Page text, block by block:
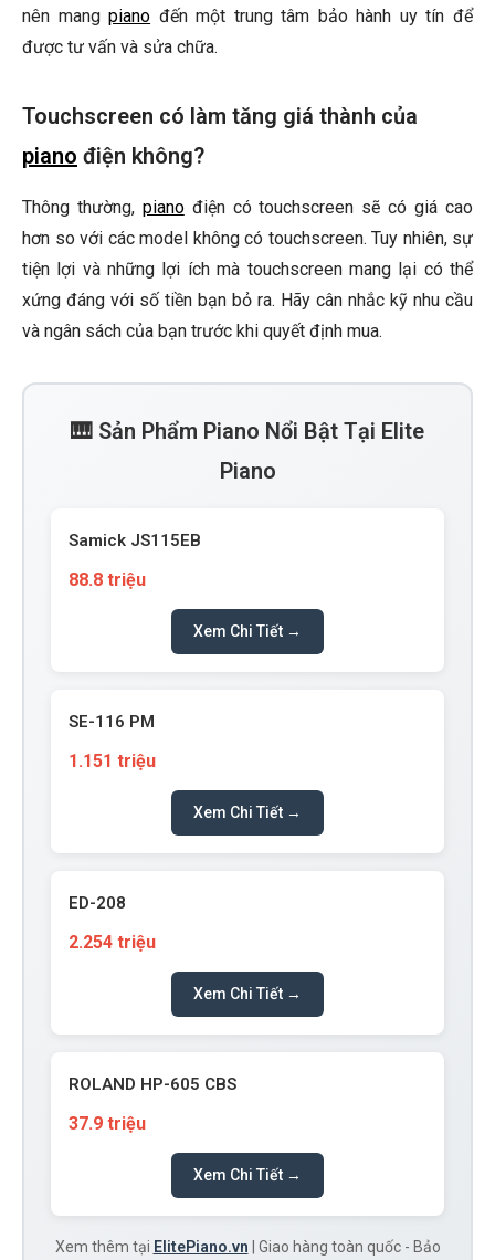
nên mangpiano đến một trung tâm bảo hành uy tín để
được tư vấn và sửa chữa.
Touchscreen có làm tăng giá thành của
piano điện không?
Thông thường, pianođiện có touchscreen sẽ có giá cao
hơn so với các model không có touchscreen. Tuy nhiên, sự
tiện lợi và những lợi ích mà touchscreen mang lại có thể
xứng đáng với số tiền bạn bỏ ra. Hãy cân nhắc kỹ nhu cầu
và ngân sách của bạn trước khi quyết định mua.
🎹 Sản Phẩm Piano Nổi Bật Tại Elite
Piano
Samick JS115EB
88.8 triệu
Xem Chi Tiết →
SE-116 PM
1.151 triệu
Xem Chi Tiết →
ED-208
2.254 triệu
Xem Chi Tiết →
ROLAND HP-605 CBS
37.9 triệu
Xem Chi Tiết →
Xem thêm tại ElitePiano.vn | Giao hàng toàn quốc - Bảo